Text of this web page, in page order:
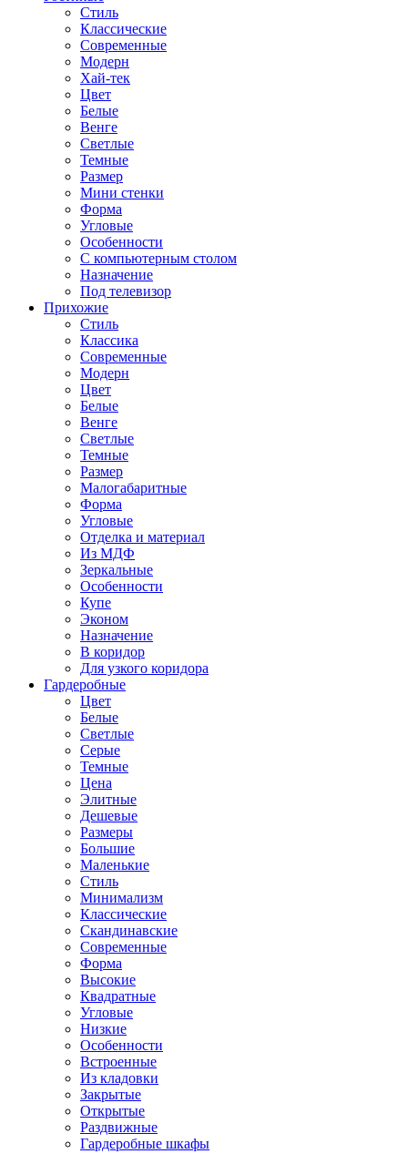
Стиль
Классические
Современные
Модерн
Хай-тек
Цвет
Белые
Венге
Светлые
Темные
Размер
Мини стенки
Форма
Угловые
Особенности
С компьютерным столом
Назначение
Под телевизор
Прихожие
Стиль
Классика
Современные
Модерн
Цвет
Белые
Венге
Светлые
Темные
Размер
Малогабаритные
Форма
Угловые
Отделка и материал
Из МДФ
Зеркальные
Особенности
Купе
Эконом
Назначение
В коридор
Для узкого коридора
Гардеробные
Цвет
Белые
Светлые
Серые
Темные
Цена
Элитные
Дешевые
Размеры
Большие
Маленькие
Стиль
Минимализм
Классические
Скандинавские
Современные
Форма
Высокие
Квадратные
Угловые
Низкие
Особенности
Встроенные
Из кладовки
Закрытые
Открытые
Раздвижные
Гардеробные шкафы